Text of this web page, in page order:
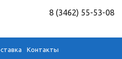
8 (3462) 55-53-08
Контакты